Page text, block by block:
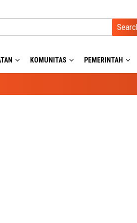
KOMUNITAS PEMERINTAH